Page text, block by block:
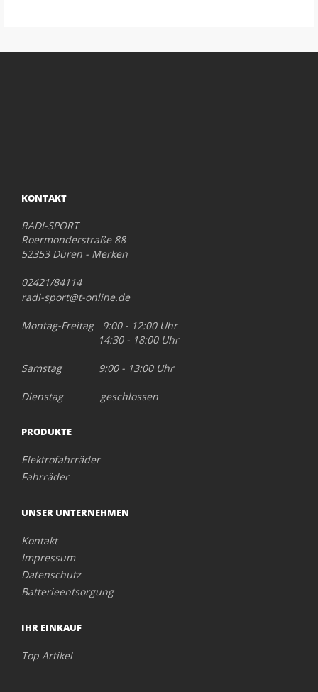
KONTAKT
RADI-SPORT
Roermonderstraße 88
52353 Düren - Merken
02421/84114
radi-sport@t-online.de
Montag-Freitag 9:00 - 12:00 Uhr
14:30 - 18:00 Uhr
Samstag 9:00 - 13:00 Uhr
Dienstag geschlossen
PRODUKTE
Elektrofahrräder
Fahrräder
UNSER UNTERNEHMEN
Kontakt
Impressum
Datenschutz
Batterieentsorgung
IHR EINKAUF
Top Artikel